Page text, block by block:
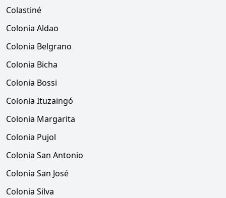
Colastiné
Colonia Aldao
Colonia Belgrano
Colonia Bicha
Colonia Bossi
Colonia Ituzaingó
Colonia Margarita
Colonia Pujol
Colonia San Antonio
Colonia San José
Colonia Silva